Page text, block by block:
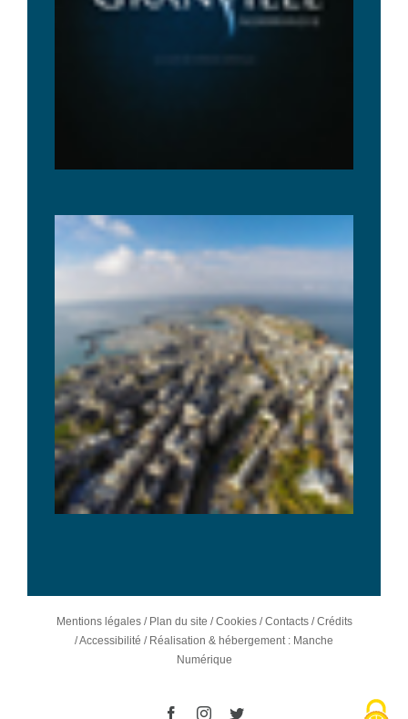
Mentions légales/ Plan du site /Cookies/Contacts/Crédits
/Accessibilité / Réalisation & hébergement : Manche
Numérique
FacebookInstagramTwitter